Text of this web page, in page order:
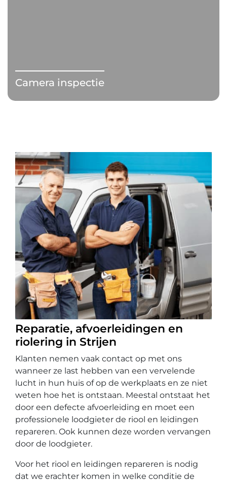
Camera inspectie
Reparatie, afvoerleidingen en
riolering in Strijen
Klanten nemen vaak contact op met ons
wanneer ze last hebben van een vervelende
lucht in hun huis of op de werkplaats en ze niet
weten hoe het is ontstaan. Meestal ontstaat het
door een defecte afvoerleiding en moet een
professionele loodgieter de riool en leidingen
repareren. Ook kunnen deze worden vervangen
door de loodgieter.
Voor het riool en leidingen repareren is nodig
dat we erachter komen in welke conditie de